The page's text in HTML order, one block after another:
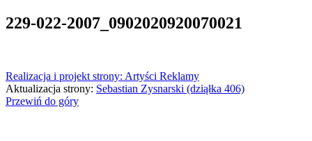
229-022-2007_0902020920070021
Realizacja i projekt strony: Artyści Reklamy
Aktualizacja strony: Sebastian Zysnarski (dziąłka 406)
Przewiń do góry